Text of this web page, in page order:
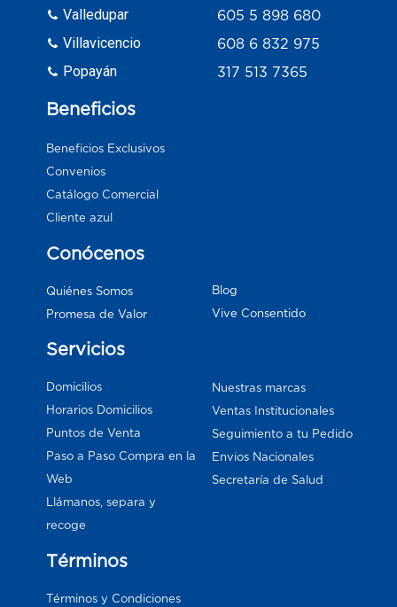
Valledupar
Villavicencio
Popayán
605 5 898 680
608 6 832 975
317 513 7365
Beneficios
Beneficios Exclusivos
Convenios
Catálogo Comercial
Cliente azul
Conócenos
Quiénes Somos
Promesa de Valor
Blog
Vive Consentido
Servicios
Domicilios
Horarios Domicilios
Puntos de Venta
Paso a Paso Compra en la
Web
Llámanos, separa y
recoge
Nuestras marcas
Ventas Institucionales
Seguimiento a tu Pedido
Envios Nacionales
Secretaría de Salud
Términos
Términos y Condiciones